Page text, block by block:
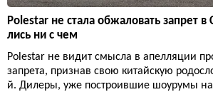
Polestar не стала обжаловать запрет
лись ни с чем
Polestar не видит смысла в апелляции
запрета, признав свою китайскую
й. Дилеры, уже построившие шоурумы на